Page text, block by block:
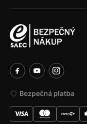
Bezpečná platba